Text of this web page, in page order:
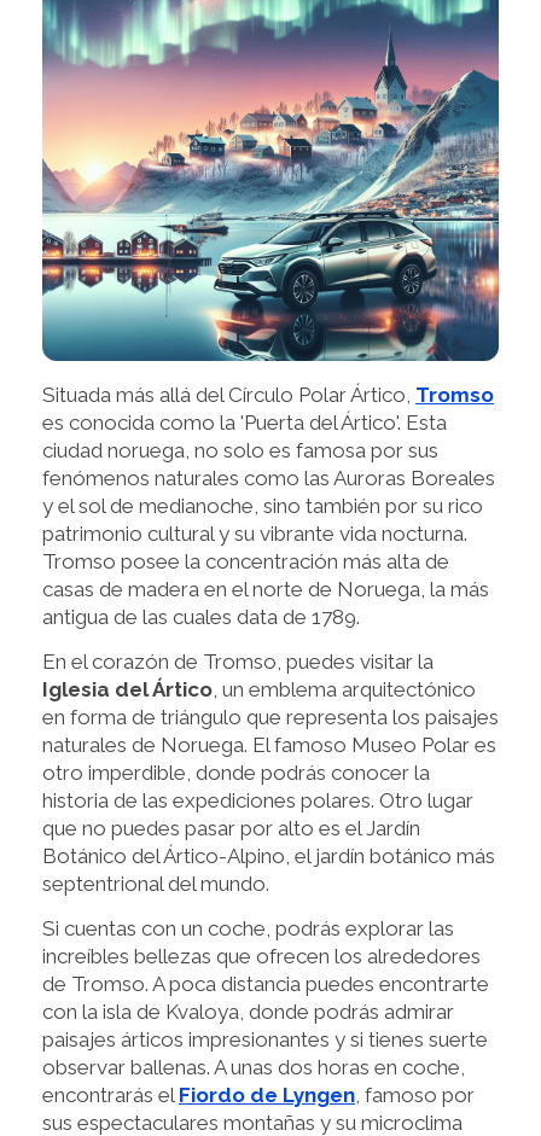
Situada más allá del Círculo Polar Ártico, Tromso
es conocida como la 'Puerta del Ártico'. Esta
ciudad noruega, no solo es famosa por sus
fenómenos naturales como las Auroras Boreales
y el sol de medianoche, sino también por su rico
patrimonio cultural y su vibrante vida nocturna.
Tromso posee la concentración más alta de
casas de madera en el norte de Noruega, la más
antigua de las cuales data de 1789.
En el corazón de Tromso, puedes visitar la
Iglesia del Ártico , un emblema arquitectónico
en forma de triángulo que representa los paisajes
naturales de Noruega. El famoso Museo Polar es
otro imperdible, donde podrás conocer la
historia de las expediciones polares. Otro lugar
que no puedes pasar por alto es el Jardín
Botánico del Ártico-Alpino, el jardín botánico más
septentrional del mundo.
Si cuentas con un coche, podrás explorar las
increíbles bellezas que ofrecen los alrededores
de Tromso. A poca distancia puedes encontrarte
con la isla de Kvaloya, donde podrás admirar
paisajes árticos impresionantes y si tienes suerte
observar ballenas. A unas dos horas en coche,
encontrarás el Fiordo de Lyngen , famoso por
sus espectaculares montañas y su microclima